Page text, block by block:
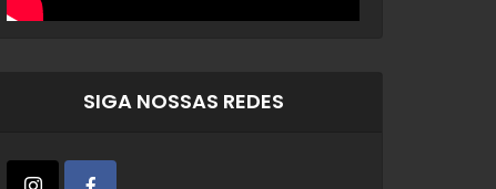
SIGA NOSSAS REDES